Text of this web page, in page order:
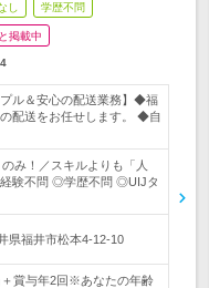
し 学歴不問
掲載中
プル＆安心の配送業務】◆福
配送をお任せします。 ◆自
み！／スキルよりも「人
験不問 ◎学歴不問 ◎UIJタ
県福井市松本4‐12‐10
賞与年2回※あなたの年齢